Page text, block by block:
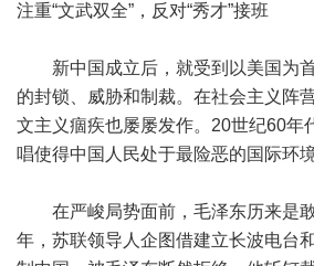
注重“文武双全”，反对“秀才”接班
新中国成立后，就受到以美国为
的封锁、威胁和制裁。在社会主义阵
文主义痼疾也屡屡发作。20世纪60年
唱使得中国人民处于最险恶的国际环境
在严峻局势面前，毛泽东历来是
年，苏联领导人企图借建立长波电台